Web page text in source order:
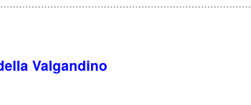
Valgandino